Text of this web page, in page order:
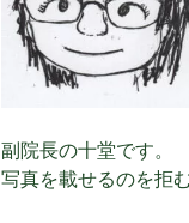
副院長の十堂です。
写真を載せるのを拒